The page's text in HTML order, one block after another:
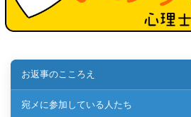
お返事のこころえ
宛メに参加している人たち